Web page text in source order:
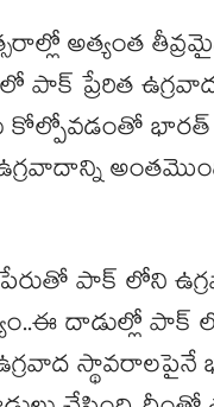
అత్యంత తీవ్రమైన
ప్రేరిత
కోల్పోవడంతో
పాక్ లోని
దాడుల్లో పాక్
స్థావరాలపైనే